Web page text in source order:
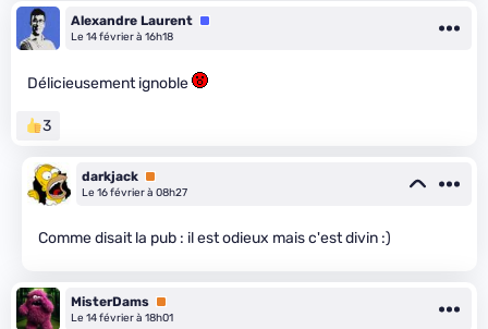
Alexandre Laurent Équipe
Le 14 février à 16h18
Délicieusement ignoble
3
darkjack Premium
Le 16 février à 08h27
Comme disait la pub : il est odieux mais c'est divin :)
MisterDams Premium
Le 14 février à 18h01